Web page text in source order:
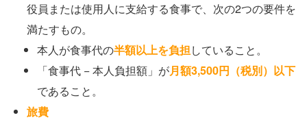
役員または使用人に支給する食事で、次の2つの要件を
満たすもの。
本人が食事代の半額以上を負担していること。
「食事代 − 本人負担額」が月額3,500円（税別）以下
であること。
旅費